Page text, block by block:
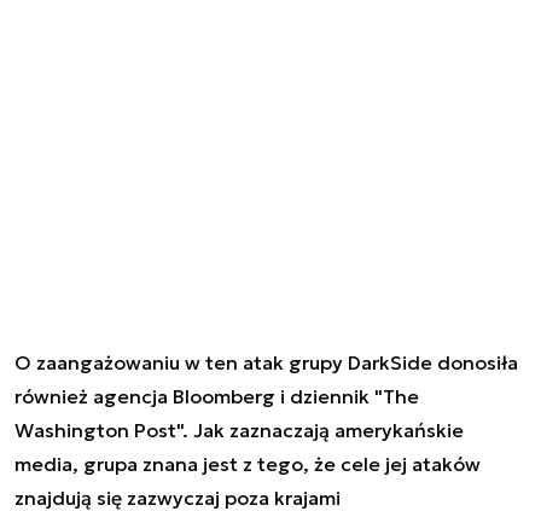
O zaangażowaniu w ten atak grupy DarkSide donosiła
również agencja Bloomberg i dziennik "The
Washington Post". Jak zaznaczają amerykańskie
media, grupa znana jest z tego, że cele jej ataków
znajdują się zazwyczaj poza krajami